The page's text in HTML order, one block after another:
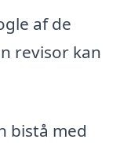
af de
revisor kan
bistå med